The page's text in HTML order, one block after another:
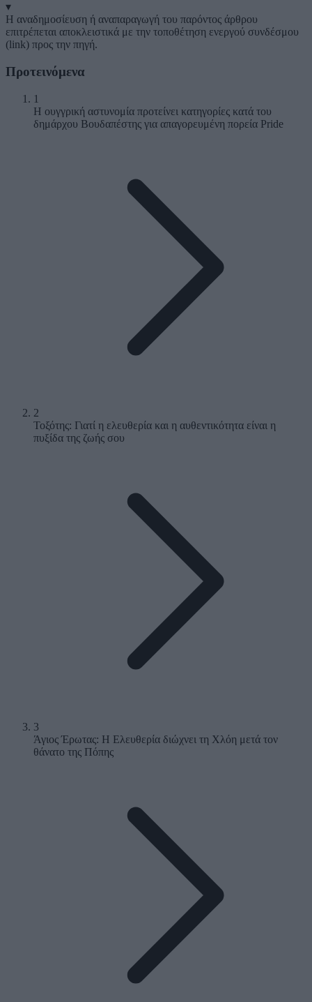
▾
Η αναδημοσίευση ή αναπαραγωγή του παρόντος άρθρου
επιτρέπεται αποκλειστικά με την τοποθέτηση ενεργού συνδέσμου
(link) προς την πηγή.
Προτεινόμενα
1
Η ουγγρική αστυνομία προτείνει κατηγορίες κατά του
δημάρχου Βουδαπέστης για απαγορευμένη πορεία Pride
2
Τοξότης: Γιατί η ελευθερία και η αυθεντικότητα είναι η
πυξίδα της ζωής σου
3
Άγιος Έρωτας: Η Ελευθερία διώχνει τη Χλόη μετά τον
θάνατο της Πόπης